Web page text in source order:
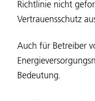
Richtlinie nicht
Vertrauensschutz
Auch für Betreiber
Bedeutung.